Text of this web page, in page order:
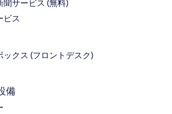
聞サービス (無料)
ビス
ックス (フロントデスク)
備